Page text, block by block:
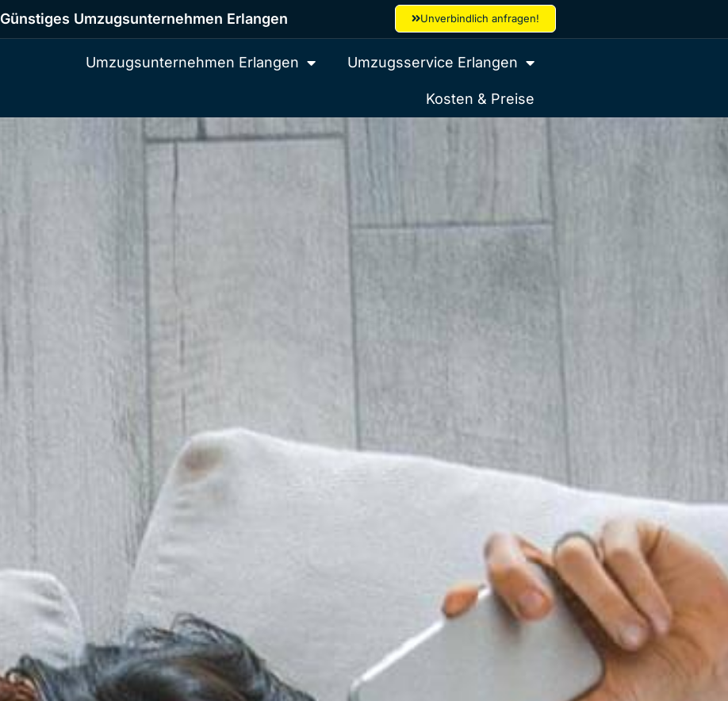
Günstiges Umzugsunternehmen Erlangen Unverbindlich anfragen!
Umzugsunternehmen Erlangen Umzugsservice Erlangen
Kosten & Preise